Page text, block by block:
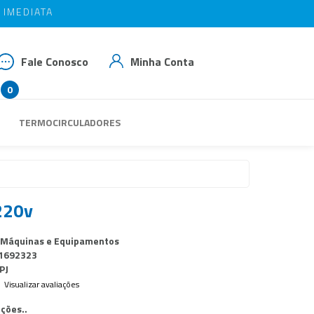
BAIAO10
BAIAO10
Fale Conosco
1769
Minha Conta
0
TERMOCIRCULADORES
e Equipamentos
Visualizar avaliações